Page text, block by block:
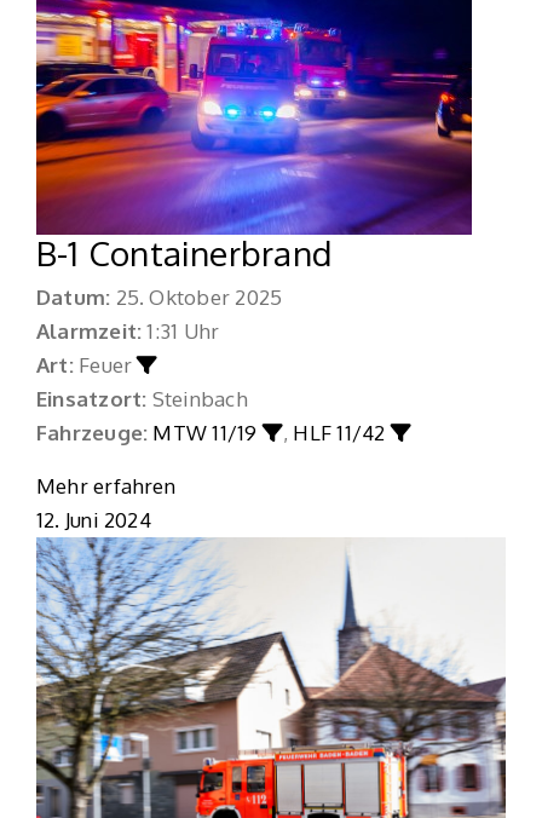
B-1 Containerbrand
Datum: 25. Oktober 2025
Alarmzeit:1:31 Uhr
Art:Feuer
Einsatzort: Steinbach
Fahrzeuge: MTW 11/19 , HLF 11/42
Mehr erfahren
12. Juni 2024